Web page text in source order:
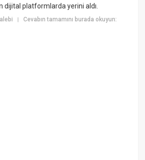
dijital platformlarda yerini aldı.
|Cevabın tamamını burada okuyun: